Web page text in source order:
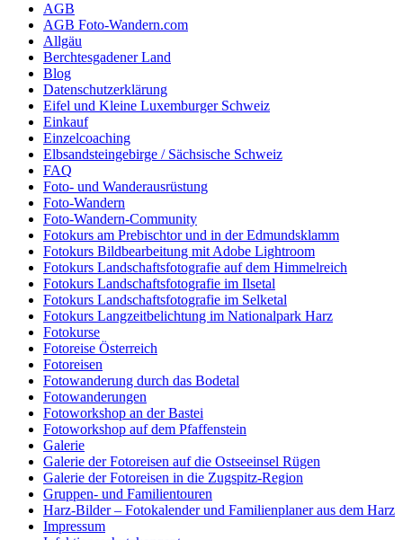
AGB
AGB Foto-Wandern.com
Allgäu
Berchtesgadener Land
Blog
Datenschutzerklärung
Eifel und Kleine Luxemburger Schweiz
Einkauf
Einzelcoaching
Elbsandsteingebirge / Sächsische Schweiz
FAQ
Foto- und Wanderausrüstung
Foto-Wandern
Foto-Wandern-Community
Fotokurs am Prebischtor und in der Edmundsklamm
Fotokurs Bildbearbeitung mit Adobe Lightroom
Fotokurs Landschaftsfotografie auf dem Himmelreich
Fotokurs Landschaftsfotografie im Ilsetal
Fotokurs Landschaftsfotografie im Selketal
Fotokurs Langzeitbelichtung im Nationalpark Harz
Fotokurse
Fotoreise Österreich
Fotoreisen
Fotowanderung durch das Bodetal
Fotowanderungen
Fotoworkshop an der Bastei
Fotoworkshop auf dem Pfaffenstein
Galerie
Galerie der Fotoreisen auf die Ostseeinsel Rügen
Galerie der Fotoreisen in die Zugspitz-Region
Gruppen- und Familientouren
Harz-Bilder – Fotokalender und Familienplaner aus dem Harz
Impressum